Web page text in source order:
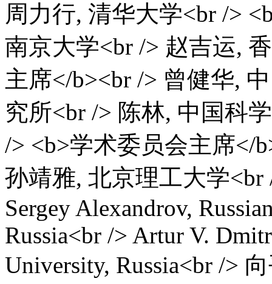
周力行, 清华大学<br />
南京大学<br /> 赵吉运,
主席</b><br /> 曾健华,
究所<br /> 陈林, 中国科
/> <b>学术委员会主席</
孙靖雅, 北京理工大学
Sergey Alexandrov,
Russia<br /> Artur V.
University, Russia<br />